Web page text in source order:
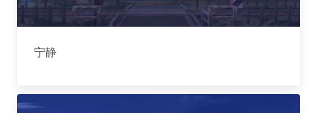
宁静